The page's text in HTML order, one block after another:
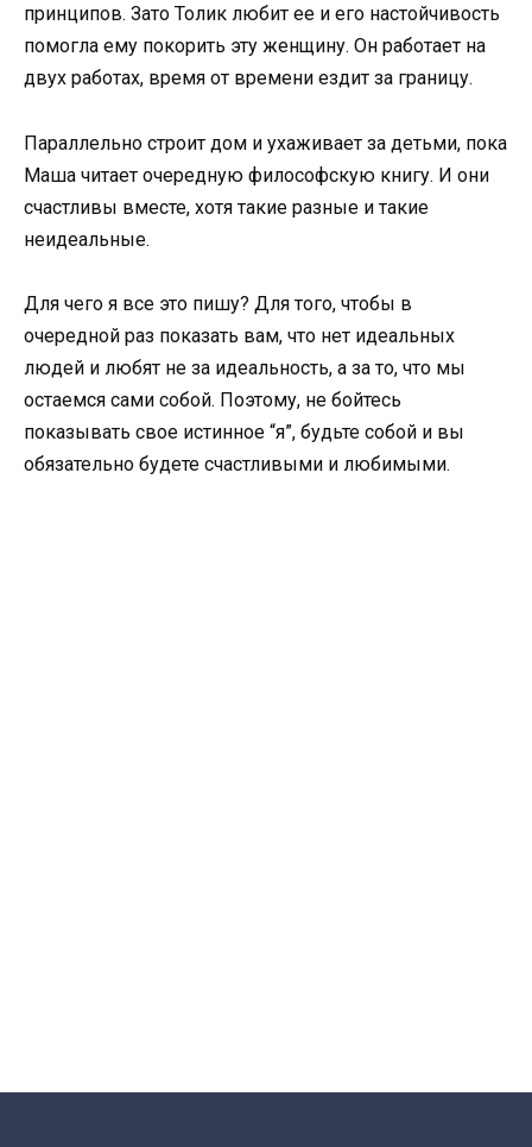
принципов. Зато Толик любит ее и его настойчивость
помогла ему покорить эту женщину. Он работает на
двух работах, время от времени ездит за границу.
Параллельно строит дом и ухаживает за детьми, пока
Маша читает очередную философскую книгу. И они
счастливы вместе, хотя такие разные и такие
неидеальные.
Для чего я все это пишу? Для того, чтобы в
очередной раз показать вам, что нет идеальных
людей и любят не за идеальность, а за то, что мы
остаемся сами собой. Поэтому, не бойтесь
показывать свое истинное “я”, будьте собой и вы
обязательно будете счастливыми и любимыми.